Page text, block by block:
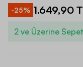
-25% 1.649,90
2 ve Üzerine